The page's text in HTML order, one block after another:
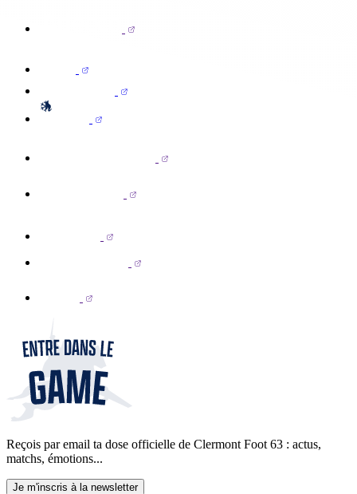
Reçois par email ta dose officielle de Clermont Foot 63 : actus,
matchs, émotions...
Je m'inscris à la newsletter